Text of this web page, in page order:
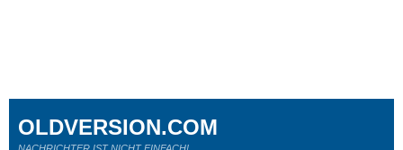
OLDVERSION.COM